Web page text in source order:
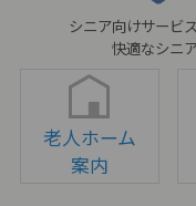
シニア向けサービ
快適なシニ
老人ホーム
案内